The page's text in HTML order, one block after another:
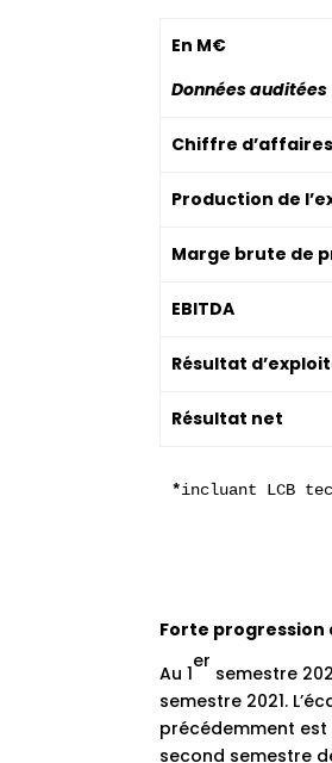
En M€
Données auditées
Chiffre d’affaires
Production de
Marge brute de
EBITDA
Résultat
Résultat net
*incluant LCB
Forte progression
Au 1
er
semestre
semestre 2021.
précédemment
second semestre